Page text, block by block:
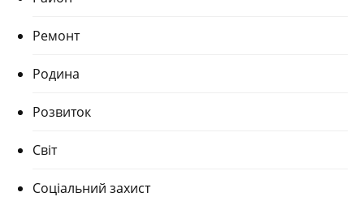
Ремонт
Родина
Розвиток
Світ
Соціальний захист